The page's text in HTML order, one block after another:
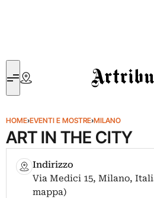
Artribune
HOME›EVENTI E MOSTRE›MILANO
ART IN THE CITY
Indirizzo
Via Medici 15, Milano,
mappa)